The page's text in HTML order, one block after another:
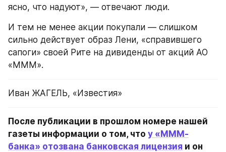
ясно, что надуют», — отвечают люди.
И тем не менее акции покупали — слишком
сильно действует образ Лени, «справившего
сапоги» своей Рите на дивиденды от акций АО
«МММ».
Иван ЖАГЕЛЬ, «Известия»
После публикации в прошлом номере нашей
газеты информации о том, что у «МММ-
банка» отозвана банковская лицензия и он